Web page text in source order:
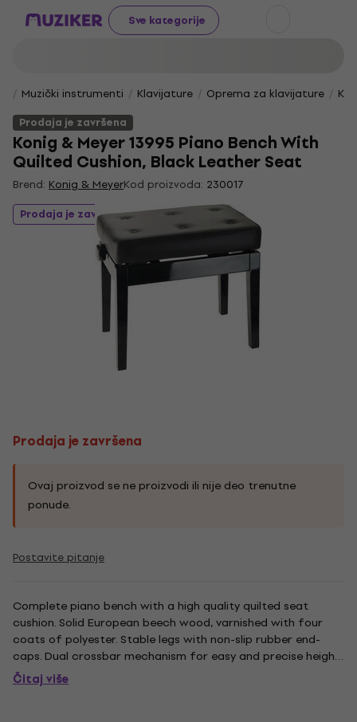
Sve kategorije
Muzički instrumenti Klavijature Oprema za klavijature
Prodaja je završena
Konig & Meyer 13995 Piano Bench With
Quilted Cushion, Black Leather Seat
Brend: Konig & MeyerKod proizvoda: 230017
Prodaja je završena
Prodaja je završena
Ovaj proizvod se ne proizvodi ili nije deo trenutne
ponude.
Postavite pitanje
Complete piano bench with a high quality quilted seat
cushion. Solid European beech wood, varnished with four
coats of polyester. Stable legs with non-slip rubber end-
caps. Dual crossbar mechanism for easy and precise height
adjustment. Heavy duty seat cushion made out of MDF
material with quilted black imitation leather cover. The
Čitaj više